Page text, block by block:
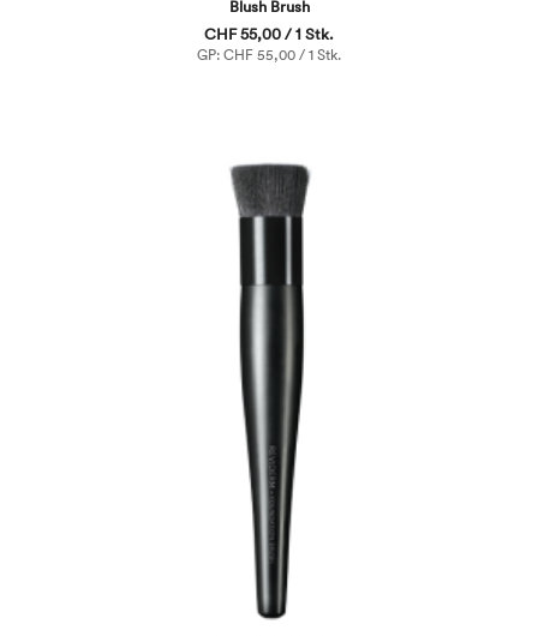
Blush Brush
CHF 55,00 / 1 Stk.
GP: CHF 55,00 / 1 Stk.